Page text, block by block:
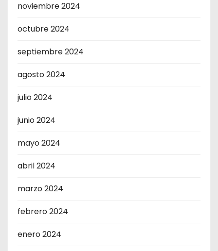
noviembre 2024
octubre 2024
septiembre 2024
agosto 2024
julio 2024
junio 2024
mayo 2024
abril 2024
marzo 2024
febrero 2024
enero 2024